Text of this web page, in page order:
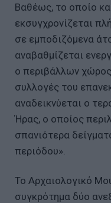
Βαθέως, το οποίο
εκσυγχρονίζεται
σε εμποδιζόμενα
αναβαθμίζεται
ο περιβάλλων
συλλογές του
αναδεικνύεται ο
Ήρας, ο οποίος
σπανιότερα
περιόδου».
Το Αρχαιολογικό
συγκρότημα δύο